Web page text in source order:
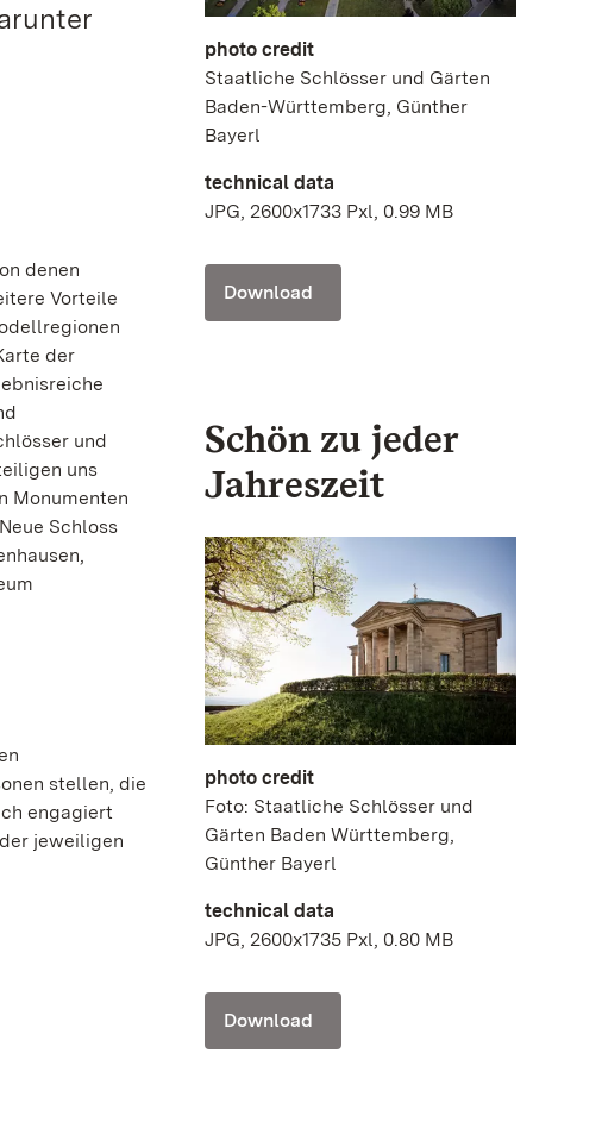
denen
Vorteile
der
und
uns
Monumenten
Schloss
stellen, die
engagiert
jeweiligen
photo credit
Staatliche Schlösser und Gärten
Baden-Württemberg, Günther
Bayerl
technical data
JPG, 2600x1733 Pxl, 0.99 MB
Download
Schön zu jeder
Jahreszeit
photo credit
Foto: Staatliche Schlösser und
Gärten Baden Württemberg,
Günther Bayerl
technical data
JPG, 2600x1735 Pxl, 0.80 MB
Download